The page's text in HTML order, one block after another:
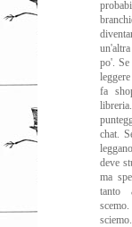
po'.
fa
chat.
deve
ma
tanto
sciemo.